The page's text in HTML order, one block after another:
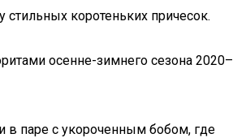
стиль­ных коро­тень­ких причесок.
осенне-зим­не­го сезо­на 2020–
в паре с уко­ро­чен­ным бобом, где